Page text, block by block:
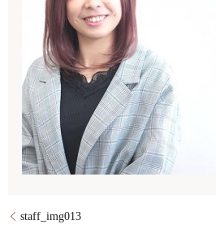
staff_img013